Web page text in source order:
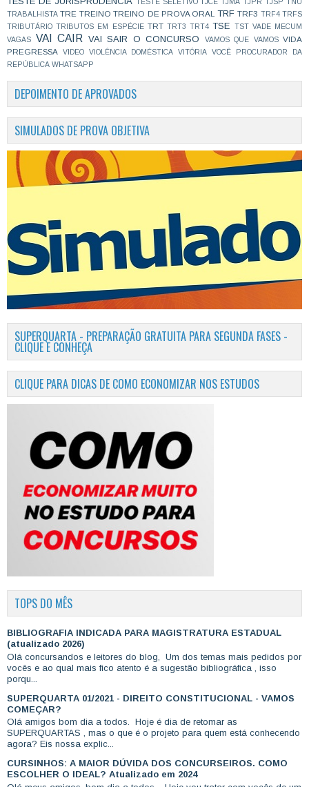
TESTE SELETIVO TJCE TJMA TJPR TJSP TNU
TRABALHISTA TRE TREINO TREINO DE PROVA ORAL TRF TRF3 TRF4 TRFS
TRIBUTÁRIO TRIBUTOS EM ESPÉCIE TRT TRT3 TRT4 TSE TST VADE MECUM
VAGAS
VAI CAIR VAI SAIR O CONCURSO VAMOS QUE VAMOS VIDA
PREGRESSA
VIDEO VIOLÊNCIA DOMÉSTICA VITÓRIA
VOCÊ PROCURADOR DA
REPÚBLICA WHATSAPP
DEPOIMENTO DE APROVADOS
SIMULADOS DE PROVA OBJETIVA
SUPERQUARTA - PREPARAÇÃO GRATUITA PARA SEGUNDA FASES -
CLIQUE E CONHEÇA
CLIQUE PARA DICAS DE COMO ECONOMIZAR NOS ESTUDOS
TOPS DO MÊS
BIBLIOGRAFIA INDICADA PARA MAGISTRATURA ESTADUAL
(atualizado 2026)
Olá concursandos e leitores do blog, Um dos temas mais pedidos por
vocês e ao qual mais fico atento é a sugestão bibliográfica , isso
porqu...
SUPERQUARTA 01/2021 - DIREITO CONSTITUCIONAL - VAMOS
COMEÇAR?
Olá amigos bom dia a todos. Hoje é dia de retomar as
SUPERQUARTAS , mas o que é o projeto para quem está conhecendo
agora? Eis nossa explic...
CURSINHOS: A MAIOR DÚVIDA DOS CONCURSEIROS. COMO
ESCOLHER O IDEAL? Atualizado em 2024